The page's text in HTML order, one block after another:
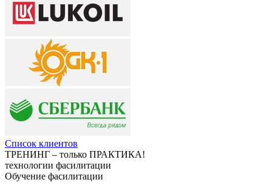
Список клиентов
ТРЕНИНГ – только ПРАКТИКА!
технологии фасилитации
Обучение фасилитации